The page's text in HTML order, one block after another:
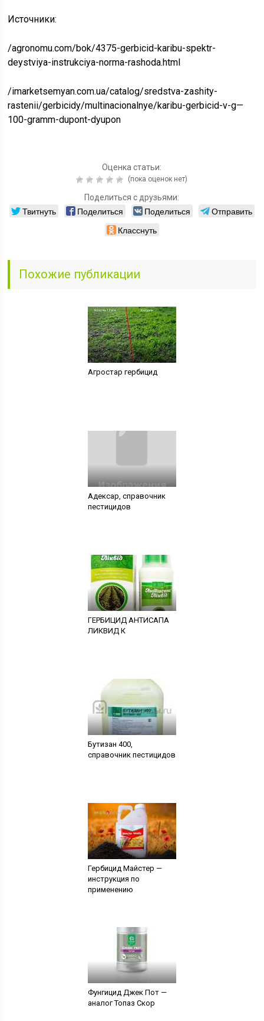
Источники:
/agronomu.com/bok/4375-gerbicid-karibu-spektr-
deystviya-instrukciya-norma-rashoda.html
/imarketsemyan.com.ua/catalog/sredstva-zashity-
rastenii/gerbicidy/multinacionalnye/karibu-gerbicid-v-g—
100-gramm-dupont-dyupon
Оценка статьи:
(пока оценок нет)
Поделиться с друзьями:
Твитнуть Поделиться Поделиться
Отправить
Класснуть
Похожие публикации
Агростар гербицид
Адексар, справочник
пестицидов
ГЕРБИЦИД АНТИСАПА
ЛИКВИД К
Бутизан 400,
справочник пестицидов
Гербицид Майстер —
инструкция по
применению
Фунгицид Джек Пот —
аналог Топаз Скор